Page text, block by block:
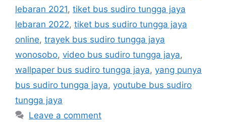
lebaran 2021, tiket bus sudiro tungga jaya
lebaran 2022, tiket bus sudiro tungga jaya
online, trayek bus sudiro tungga jaya
wonosobo, video bus sudiro tungga jaya,
wallpaper bus sudiro tungga jaya, yang punya
bus sudiro tungga jaya, youtube bus sudiro
tungga jaya
Leave a comment